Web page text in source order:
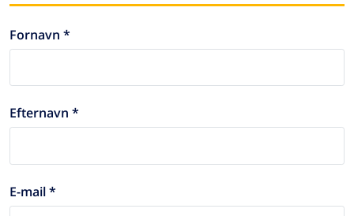
Fornavn *
Efternavn *
E-mail *